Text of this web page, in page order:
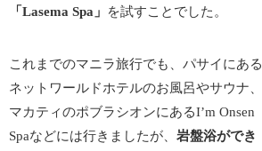
「Lasema Spa 」 を試すことでした。
これまでのマニラ旅行でも、パサイにある
ネットワールドホテルのお風呂やサウナ、
マカティのポブラシオンにあるI’m Onsen
Spaなどには行きましたが、岩盤浴ができ